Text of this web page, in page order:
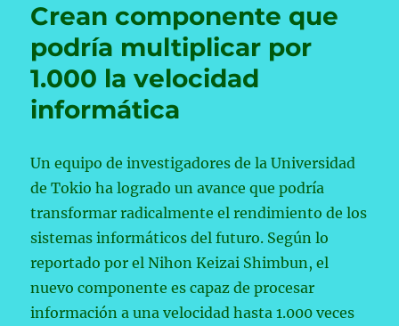
Crean componente que
podría multiplicar por
1.000 la velocidad
informática
Un equipo de investigadores de la Universidad
de Tokio ha logrado un avance que podría
transformar radicalmente el rendimiento de los
sistemas informáticos del futuro. Según lo
reportado por el Nihon Keizai Shimbun, el
nuevo componente es capaz de procesar
información a una velocidad hasta 1.000 veces